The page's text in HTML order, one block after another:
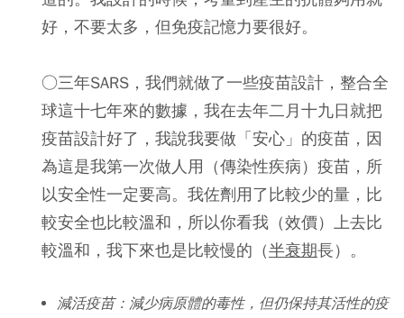
好，不要太多，但免疫記憶力要很好。
○三年SARS，我們就做了一些疫苗設計，整合全
球這十七年來的數據，我在去年二月十九日就把
疫苗設計好了，我說我要做「安心」的疫苗，因
為這是我第一次做人用（傳染性疾病）疫苗，所
以安全性一定要高。我佐劑用了比較少的量，比
較安全也比較溫和，所以你看我（效價）上去比
較溫和，我下來也是比較慢的（半衰期長）。
減活疫苗：減少病原體的毒性，但仍保持其活性的疫